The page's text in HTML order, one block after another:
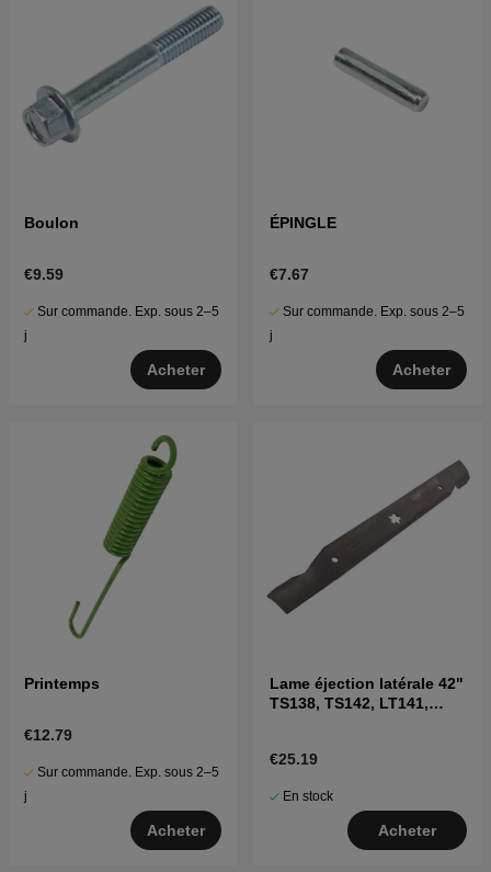
Boulon
€9.59
Sur commande. Exp. sous 2–5
j
Acheter
ÉPINGLE
€7.67
Sur commande. Exp. sous 2–5
j
Acheter
Printemps
€12.79
Sur commande. Exp. sous 2–5
j
Acheter
Lame éjection latérale 42"
TS138, TS142, LT141,
€25.19
En stock
Acheter